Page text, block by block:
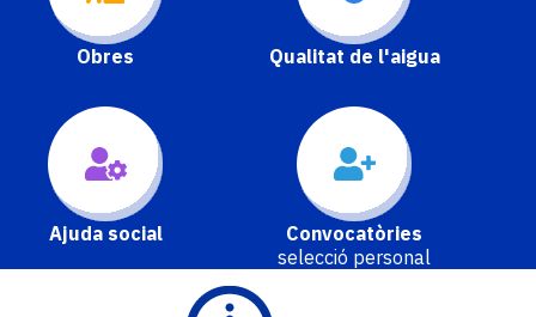
Obres Qualitat de l'aigua
Ajuda social
Convocatòries
selecció personal